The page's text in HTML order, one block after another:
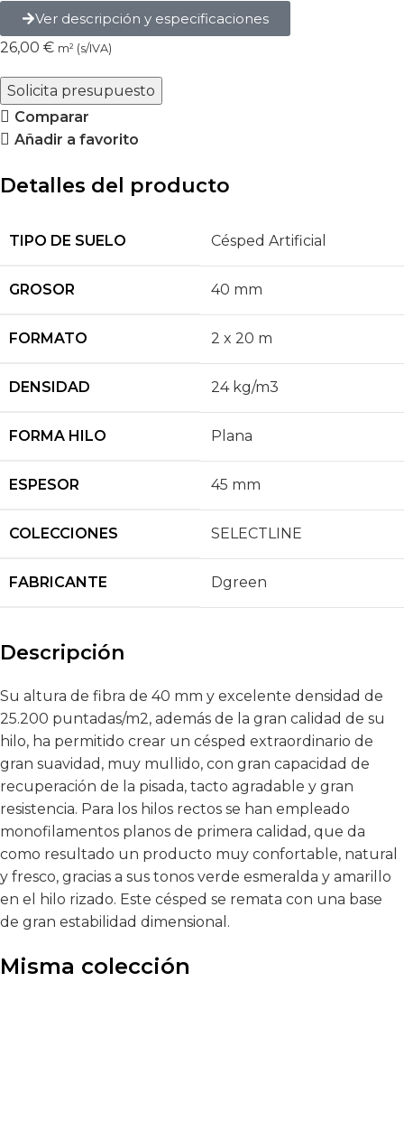
Ver descripción y especificaciones
26,00 € m² (s/IVA)
Solicita presupuesto
Comparar
Añadir a favorito
Detalles del producto
TIPO DE SUELO Césped Artificial
GROSOR 40 mm
FORMATO 2 x 20 m
DENSIDAD 24 kg/m3
FORMA HILO Plana
ESPESOR 45 mm
COLECCIONES SELECTLINE
FABRICANTE Dgreen
Descripción
Su altura de fibra de 40 mm y excelente densidad de
25.200 puntadas/m2, además de la gran calidad de su
hilo, ha permitido crear un césped extraordinario de
gran suavidad, muy mullido, con gran capacidad de
recuperación de la pisada, tacto agradable y gran
resistencia. Para los hilos rectos se han empleado
monofilamentos planos de primera calidad, que da
como resultado un producto muy confortable, natural
y fresco, gracias a sus tonos verde esmeralda y amarillo
en el hilo rizado. Este césped se remata con una base
de gran estabilidad dimensional.
Misma colección